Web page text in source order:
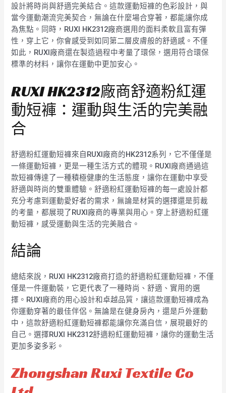
設計將時尚與舒適完美結合。這款運動短褲的色彩設計，與
當今運動潮流完美契合，無論在什麼場合穿著，都能讓你成
為焦點。同時，RUXI HK2312廠商選用的面料柔軟且富有彈
性，穿上它，你會感受到如同第二層皮膚般的舒適感。不僅
如此，RUXI廠商還在製造過程中考量了環保，選用符合環保
標準的材料，讓你在運動中更加安心。
RUXI HK2312廠商舒適粉紅運
動短褲：運動與生活的完美融
合
舒適粉紅運動短褲來自RUXI廠商的HK2312系列，它不僅僅是
一條運動短褲，更是一種生活方式的體現。RUXI廠商通過這
款短褲傳達了一種積極健康的生活態度，讓你在運動中享受
舒適與時尚的雙重體驗。舒適粉紅運動短褲的每一處設計都
充分考慮到運動愛好者的需求，無論是材質的選擇還是剪裁
的考量，都展現了RUXI廠商的專業與用心。穿上舒適粉紅運
動短褲，感受運動與生活的完美融合。
結論
總結來說，RUXI HK2312廠商打造的舒適粉紅運動短褲，不僅
僅是一件運動裝，它更代表了一種時尚、舒適、實用的選
擇。RUXI廠商的用心設計和卓越品質，讓這款運動短褲成為
你運動穿著的最佳伴侶。無論是在健身房內，還是戶外運動
中，這款舒適粉紅運動短褲都能讓你充滿自信，展現最好的
自己。選擇RUXI HK2312舒適粉紅運動短褲，讓你的運動生活
更加多姿多彩。
Zhongshan Ruxi Textile Co